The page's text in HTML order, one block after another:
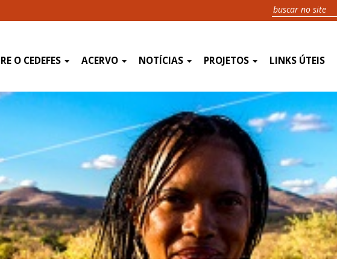
O CEDEFES ACERVO NOTÍCIAS PROJETOS LINKS ÚTEIS